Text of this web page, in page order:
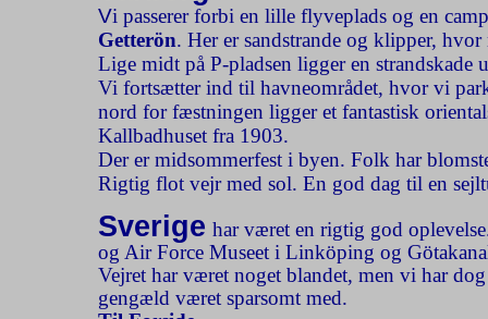
Vi passerer forbi en lille flyveplads og en
Getterön. Her er sandstrande og klipper,
Lige midt på P-pladsen ligger en
Vi fortsætter ind til havneområdet, hvor vi
nord for fæstningen ligger et fantastisk
Kallbadhuset fra 1903.
Der er midsommerfest i byen. Folk har
Rigtig flot vejr med sol. En god dag til en
Sverige har været en rigtig god
og Air Force Museet i Linköping og
Vejret har været noget blandet, men vi har
gengæld været sparsomt med.